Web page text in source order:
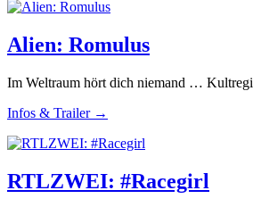
Alien: Romulus
Im Weltraum hört dich niemand …
Infos & Trailer →
RTLZWEI: #Racegirl